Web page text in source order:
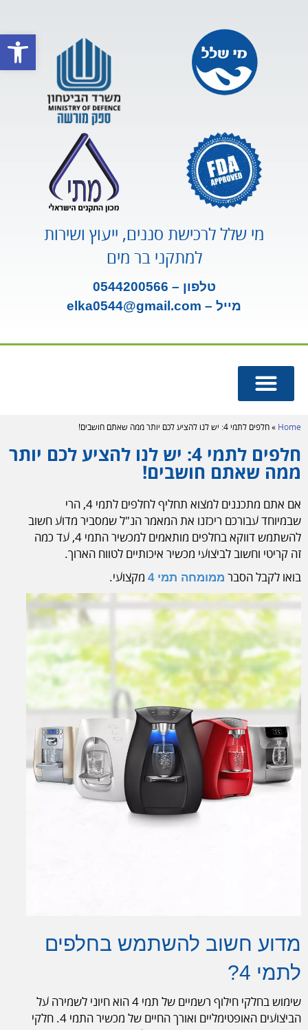
פתח
מי שלל לרכישת סננים, ייעוץ ושירות
למתקני בר מים
טלפון – 0544200566
מייל –
elka0544@gmail.com
Home
» חלפים לתמי 4: יש לנו להציע לכם יותר ממה שאתם חושבים!
חלפים לתמי 4: יש לנו להציע לכם יותר
ממה שאתם חושבים!
אם אתם מתכננים למצוא תחליף לחלפים לתמי 4, הרי
שבמיוחד עבורכם ריכזנו את המאמר הנ"ל שמסביר מדוע חשוב
להשתמש דווקא בחלפים מותאמים למכשיר התמי 4, עד כמה
זה קריטי וחשוב לביצועי מכשיר איכותיים לטווח הארוך.
בואו לקבל הסבר ממומחה תמי 4 מקצועי.
מדוע חשוב להשתמש בחלפים
לתמי 4?
שימוש בחלקי חילוף רשמיים של תמי 4 הוא חיוני לשמירה על
הביצועים האופטימליים ואורך החיים של מכשיר התמי 4. חלקי